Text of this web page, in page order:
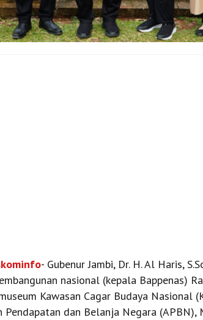
- Gubenur Jambi, Dr. H. Al Haris,
nasional (kepala Bappenas)
Kawasan Cagar Budaya Nasional
Pendapatan dan Belanja Negara